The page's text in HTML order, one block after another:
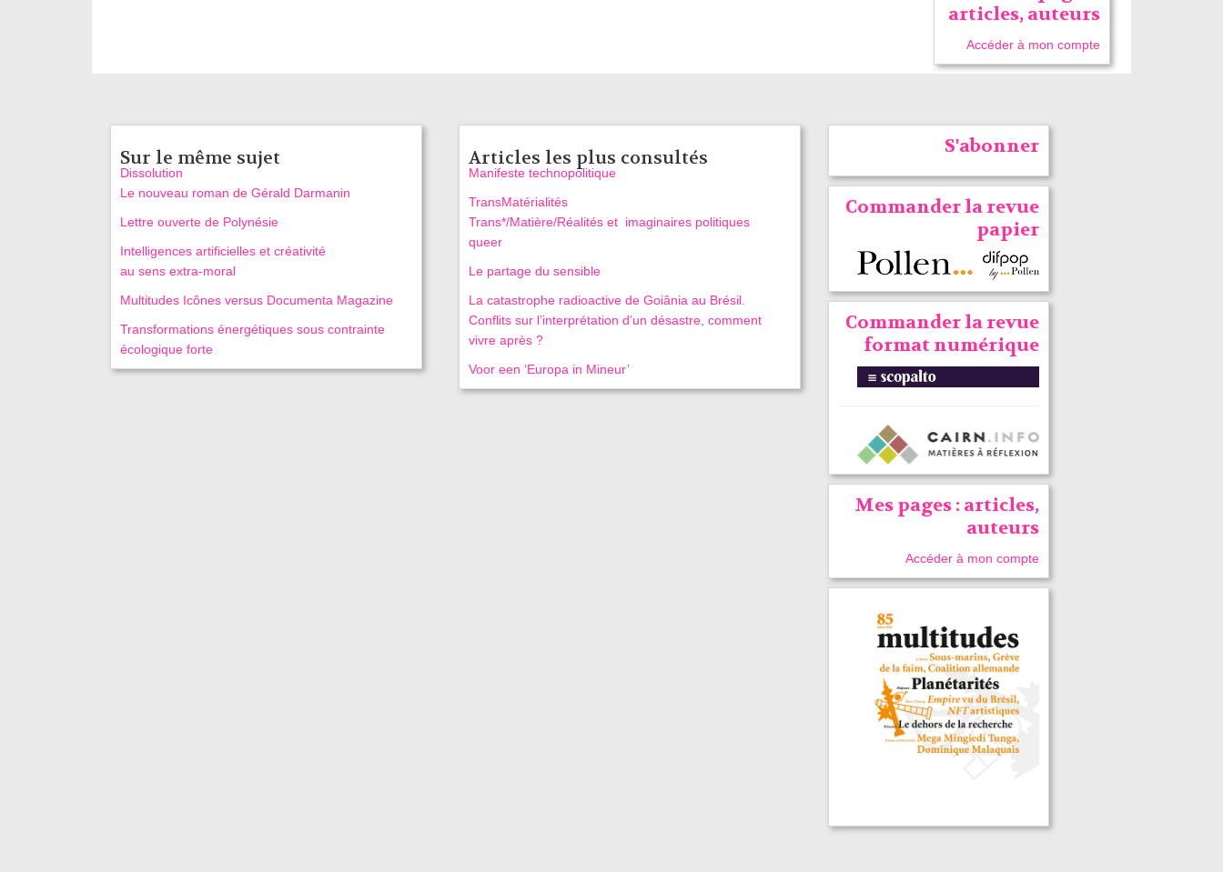
articles, auteurs
Accéder à mon compte
Sur le même sujet
Dissolution
Le nouveau roman de Gérald Darmanin
Lettre ouverte de Polynésie
Intelligences artificielles et créativité
au sens extra-moral
Multitudes Icônes versus Documenta Magazine
Transformations énergétiques sous contrainte
écologique forte
Articles les plus consultés
Manifeste technopolitique
TransMatérialités
Trans*/Matière/Réalités et imaginaires politiques
queer
Le partage du sensible
La catastrophe radioactive de Goiânia au Brésil.
Conflits sur l’interprétation d’un désastre, comment
vivre après ?
Voor een ‘Europa in Mineur’
S'abonner
Commander la revue
papier
Commander la revue
format numérique
Mes pages : articles,
auteurs
Accéder à mon compte